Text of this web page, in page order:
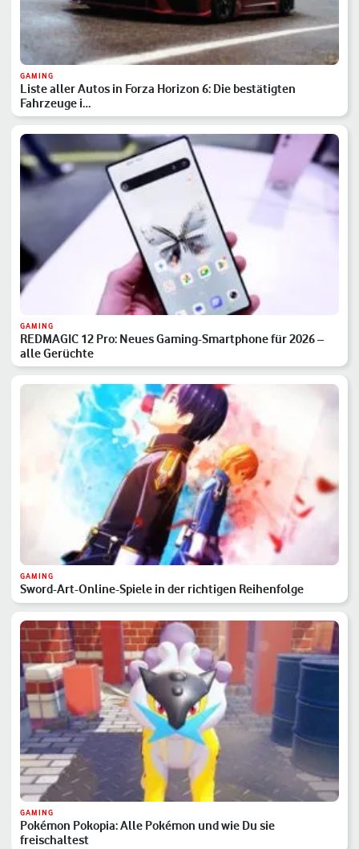
GAMING
Liste aller Autos in Forza Horizon 6: Die bestätigten
Fahrzeuge i…
GAMING
REDMAGIC 12 Pro: Neues Gaming-Smartphone für 2026 –
alle Gerüchte
GAMING
Sword-Art-Online-Spiele in der richtigen Reihenfolge
GAMING
Pokémon Pokopia: Alle Pokémon und wie Du sie
freischaltest